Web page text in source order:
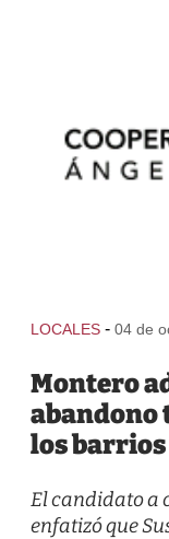
LOCALES - 04 de
Montero
abandono
los barrios
El candidato a
enfatizó que